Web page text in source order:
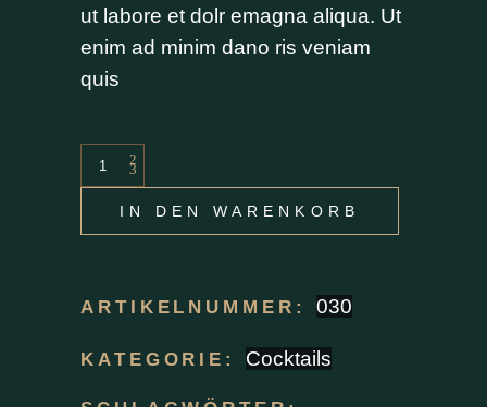
ut labore et dolr emagna aliqua. Ut
enim ad minim dano ris veniam
quis
IN DEN WARENKORB
ARTIKELNUMMER: 030
KATEGORIE: Cocktails